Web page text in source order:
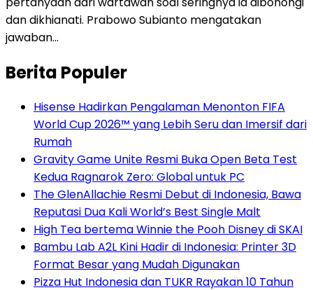
dan dikhianati. Prabowo Subianto mengatakan
jawaban…
Berita Populer
Hisense Hadirkan Pengalaman Menonton FIFA
World Cup 2026™ yang Lebih Seru dan Imersif dari
Rumah
Gravity Game Unite Resmi Buka Open Beta Test
Kedua Ragnarok Zero: Global untuk PC
The GlenAllachie Resmi Debut di Indonesia, Bawa
Reputasi Dua Kali World’s Best Single Malt
High Tea bertema Winnie the Pooh Disney di SKAI
Bambu Lab A2L Kini Hadir di Indonesia: Printer 3D
Format Besar yang Mudah Digunakan
Pizza Hut Indonesia dan TUKR Rayakan 10 Tahun